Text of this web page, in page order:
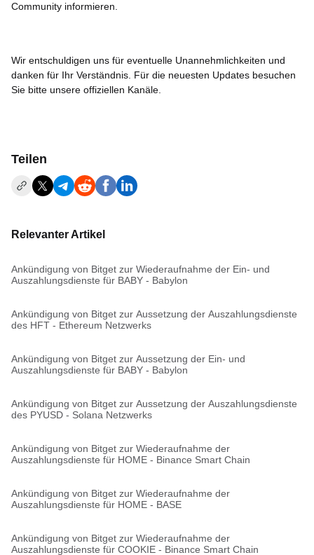
Community informieren.
Wir entschuldigen uns für eventuelle Unannehmlichkeiten und
danken für Ihr Verständnis. Für die neuesten Updates besuchen
Sie bitte unsere offiziellen Kanäle.
Teilen
Relevanter Artikel
Ankündigung von Bitget zur Wiederaufnahme der Ein- und
Auszahlungsdienste für BABY - Babylon
Ankündigung von Bitget zur Aussetzung der Auszahlungsdienste
des HFT - Ethereum Netzwerks
Ankündigung von Bitget zur Aussetzung der Ein- und
Auszahlungsdienste für BABY - Babylon
Ankündigung von Bitget zur Aussetzung der Auszahlungsdienste
des PYUSD - Solana Netzwerks
Ankündigung von Bitget zur Wiederaufnahme der
Auszahlungsdienste für HOME - Binance Smart Chain
Ankündigung von Bitget zur Wiederaufnahme der
Auszahlungsdienste für HOME - BASE
Ankündigung von Bitget zur Wiederaufnahme der
Auszahlungsdienste für COOKIE - Binance Smart Chain